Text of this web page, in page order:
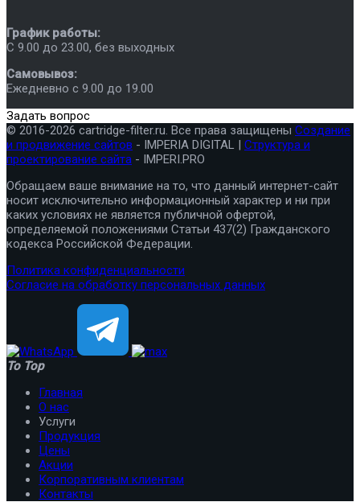
График работы:
C 9.00 до 23.00, без выходных
Самовывоз:
Ежедневно с 9.00 до 19.00
Задать вопрос
© 2016-2026 cartridge-filter.ru. Все права защищены Создание
и продвижение сайтов - IMPERIA DIGITAL | Структура и
проектирование сайта - IMPERI.PRO
Обращаем ваше внимание на то, что данный интернет-сайт
носит исключительно информационный характер и ни при
каких условиях не является публичной офертой,
определяемой положениями Статьи 437(2) Гражданского
кодекса Российской Федерации.
Политика конфиденциальности
Согласие на обработку персональных данных
To Top
Главная
О нас
Услуги
Продукция
Цены
Акции
Корпоративным клиентам
Контакты